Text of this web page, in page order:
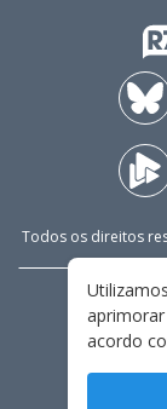
Todos os direitos
acordo